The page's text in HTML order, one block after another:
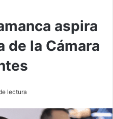
aspira
de la Cámara
lectura